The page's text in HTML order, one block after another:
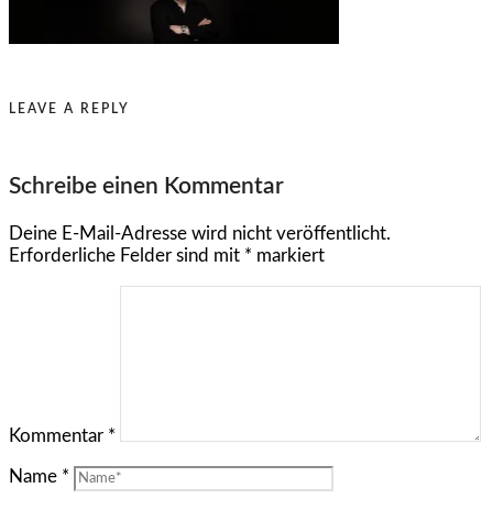
LEAVE A REPLY
Schreibe einen Kommentar
Deine E-Mail-Adresse wird nicht veröffentlicht.
Erforderliche Felder sind mit * markiert
Kommentar *
Name *